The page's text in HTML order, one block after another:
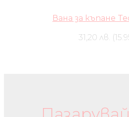
Вана за къпане
31,20 лв.